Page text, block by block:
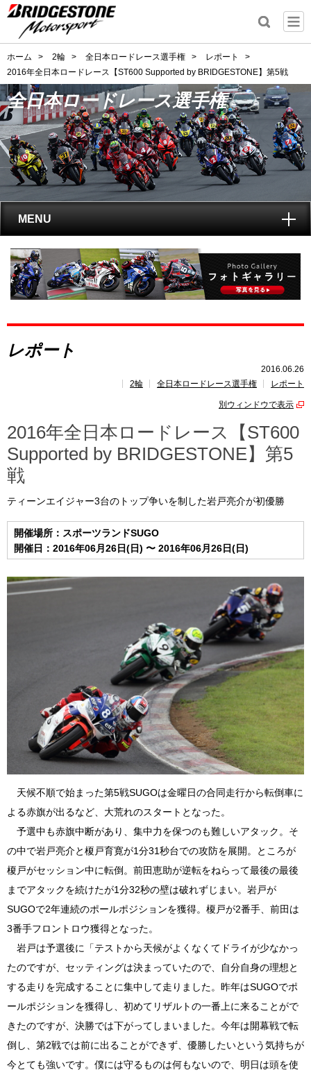
ホーム > 2輪 > 全日本ロードレース選手権 > レポート
>
2016年全日本ロードレース【ST600 Supported by BRIDGESTONE】第5戦
全日本ロードレース選手権
MENU
トップ
全日本ロードレース選手権とは?
レポート
速報
ポイント ランキング
レポート
2016.06.26
2輪
全日本ロードレース選手権 レポート
別ウィンドウで表示
2016年全日本ロードレース【ST600
Supported by BRIDGESTONE】第5
戦
ティーンエイジャー3台のトップ争いを制した岩戸亮介が初優勝
開催場所：スポーツランドSUGO
開催日：2016年06月26日(日) 〜 2016年06月26日(日)
天候不順で始まった第5戦SUGOは金曜日の合同走行から転倒車に
よる赤旗が出るなど、大荒れのスタートとなった。
予選中も赤旗中断があり、集中力を保つのも難しいアタック。そ
の中で岩戸亮介と榎戸育寛が1分31秒台での攻防を展開。ところが
榎戸がセッション中に転倒。前田恵助が逆転をねらって最後の最後
までアタックを続けたが1分32秒の壁は破れずじまい。岩戸が
SUGOで2年連続のポールポジションを獲得。榎戸が2番手、前田は
3番手フロントロウ獲得となった。
岩戸は予選後に「テストから天候がよくなくてドライが少なかっ
たのですが、セッティングは決まっていたので、自分自身の理想と
する走りを完成することに集中して走りました。昨年はSUGOでポ
ールポジションを獲得し、初めてリザルトの一番上に来ることがで
きたのですが、決勝では下がってしまいました。今年は開幕戦で転
倒し、第2戦では前に出ることができず、優勝したいという気持ちが
今とても強いです。僕には守るものは何もないので、明日は頭を使